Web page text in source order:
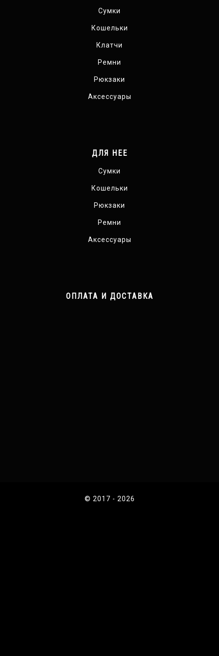
Сумки
Кошельки
Клатчи
Ремни
Рюкзаки
Аксессуары
ДЛЯ НЕЕ
Сумки
Кошельки
Рюкзаки
Ремни
Аксессуары
ОПЛАТА И ДОСТАВКА
© 2017 - 2026